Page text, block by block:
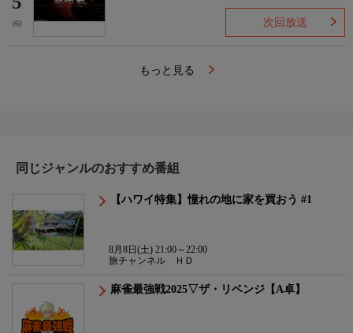
(6) 次回放送
もっと見る
同じジャンルのおすすめ番組
【ハワイ特集】憧れの地に家を買おう #1
8月8日(土) 21:00～22:00
旅チャンネル ＨＤ
麻雀最強戦2025▽ザ・リベンジ【A卓】